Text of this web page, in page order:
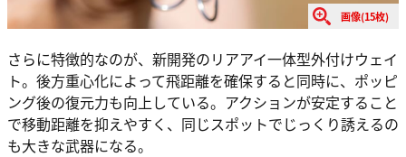
画像(15枚)
さらに特徴的なのが、新開発のリアアイ一体型外付けウェイ
ト。後方重心化によって飛距離を確保すると同時に、ポッピ
ング後の復元力も向上している。アクションが安定すること
で移動距離を抑えやすく、同じスポットでじっくり誘えるの
も大きな武器になる。